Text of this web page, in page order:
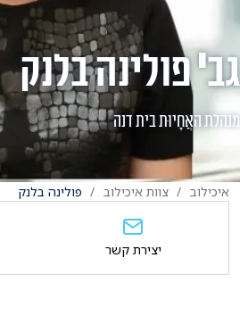
גב' פולינה בלנק
מנהלת האֲחָיוּת בית דנה
איכילוב צוות איכילוב פולינה בלנק
יצירת קשר